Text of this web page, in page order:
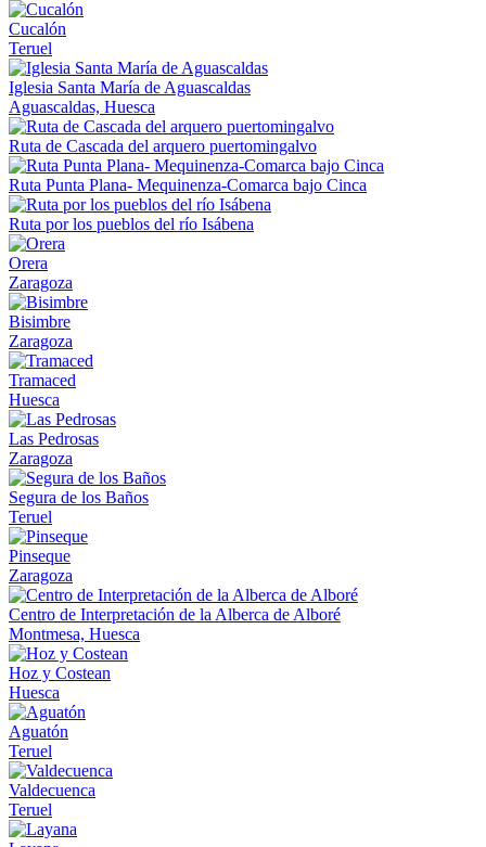
Cucalón
Teruel
Iglesia Santa María de Aguascaldas
Aguascaldas, Huesca
Ruta de Cascada del arquero puertomingalvo
Ruta Punta Plana- Mequinenza-Comarca bajo Cinca
Ruta por los pueblos del río Isábena
Orera
Zaragoza
Bisimbre
Zaragoza
Tramaced
Huesca
Las Pedrosas
Zaragoza
Segura de los Baños
Teruel
Pinseque
Zaragoza
Centro de Interpretación de la Alberca de Alboré
Montmesa, Huesca
Hoz y Costean
Huesca
Aguatón
Teruel
Valdecuenca
Teruel